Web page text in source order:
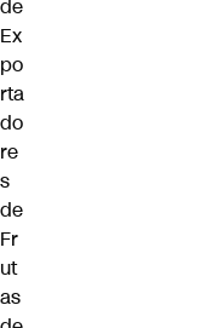
de
Ex
po
rta
do
re
s
de
Fr
ut
as